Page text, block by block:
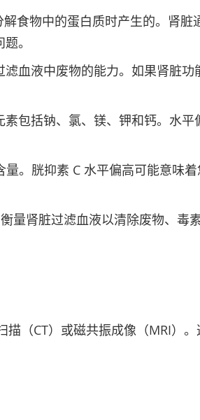
解食物中的蛋白质时产生的。肾脏
。
血液中废物的能力。如果肾脏功
包括钠、氯、镁、钾和钙。水平
。胱抑素 C 水平偏高可能意味
衡量肾脏过滤血液以清除废物、毒
描（CT）或磁共振成像（MRI）。